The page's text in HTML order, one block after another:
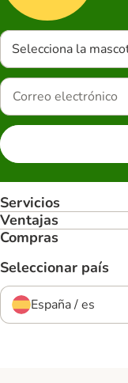
Selecciona la
Servicios
Ventajas
Compras
Seleccionar país
España / es